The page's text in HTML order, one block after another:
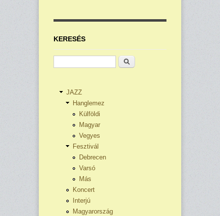
KERESÉS
Keresés
JAZZ
Hanglemez
Külföldi
Magyar
Vegyes
Fesztivál
Debrecen
Varsó
Más
Koncert
Interjú
Magyarország